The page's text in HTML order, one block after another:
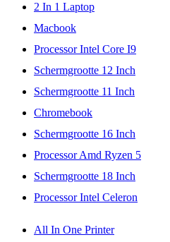
2 In 1 Laptop
Macbook
Processor Intel Core I9
Schermgrootte 12 Inch
Schermgrootte 11 Inch
Chromebook
Schermgrootte 16 Inch
Processor Amd Ryzen 5
Schermgrootte 18 Inch
Processor Intel Celeron
All In One Printer